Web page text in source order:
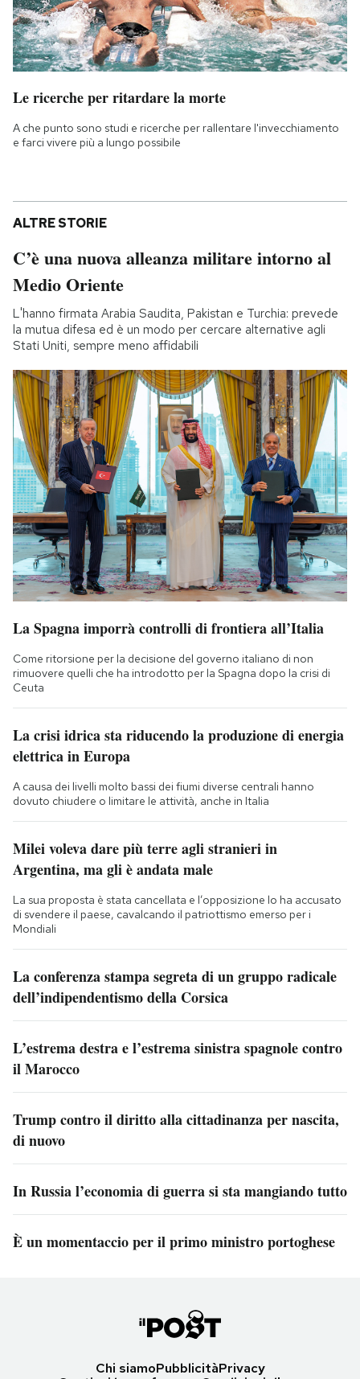
Le ricerche per ritardare la morte
A che punto sono studi e ricerche per rallentare l'invecchiamento
e farci vivere più a lungo possibile
ALTRE STORIE
C’è una nuova alleanza militare intorno al
Medio Oriente
L'hanno firmata Arabia Saudita, Pakistan e Turchia: prevede
la mutua difesa ed è un modo per cercare alternative agli
Stati Uniti, sempre meno affidabili
La Spagna imporrà controlli di frontiera all’Italia
Come ritorsione per la decisione del governo italiano di non
rimuovere quelli che ha introdotto per la Spagna dopo la crisi di
Ceuta
La crisi idrica sta riducendo la produzione di energia
elettrica in Europa
A causa dei livelli molto bassi dei fiumi diverse centrali hanno
dovuto chiudere o limitare le attività, anche in Italia
Milei voleva dare più terre agli stranieri in
Argentina, ma gli è andata male
La sua proposta è stata cancellata e l’opposizione lo ha accusato
di svendere il paese, cavalcando il patriottismo emerso per i
Mondiali
La conferenza stampa segreta di un gruppo radicale
dell’indipendentismo della Corsica
L’estrema destra e l’estrema sinistra spagnole contro
il Marocco
Trump contro il diritto alla cittadinanza per nascita,
di nuovo
In Russia l’economia di guerra si sta mangiando tutto
È un momentaccio per il primo ministro portoghese
Chi siamoPubblicitàPrivacy